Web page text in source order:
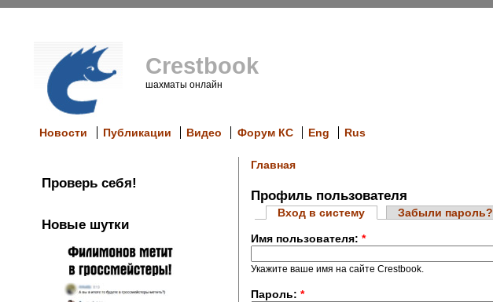
Crestbook
шахматы онлайн
Новости Публикации Видео Форум КС Eng Rus
Проверь себя!
Новые шутки
Главная
Профиль пользователя
Вход в систему Забыли пароль?
Имя пользователя: *
Укажите ваше имя на сайте Crestbook.
Пароль: *